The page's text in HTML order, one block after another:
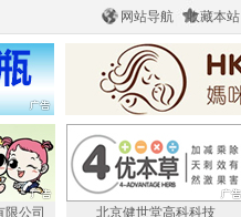
网站导航 收藏本站
限公司 北京健世堂高科科技